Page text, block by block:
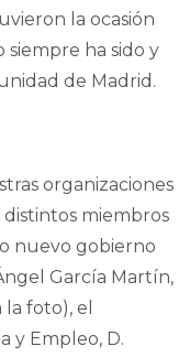
la ocasión
siempre ha sido y
de Madrid.
organizaciones
miembros
nuevo gobierno
García Martín,
foto), el
y Empleo, D.